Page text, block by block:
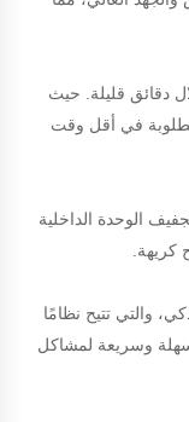
دقائق قليلة. حيث
في أقل وقت
الوحدة الداخلية
كريهة.
والتي تتيح نظامًا
سهلة وسريعة لمشاكل